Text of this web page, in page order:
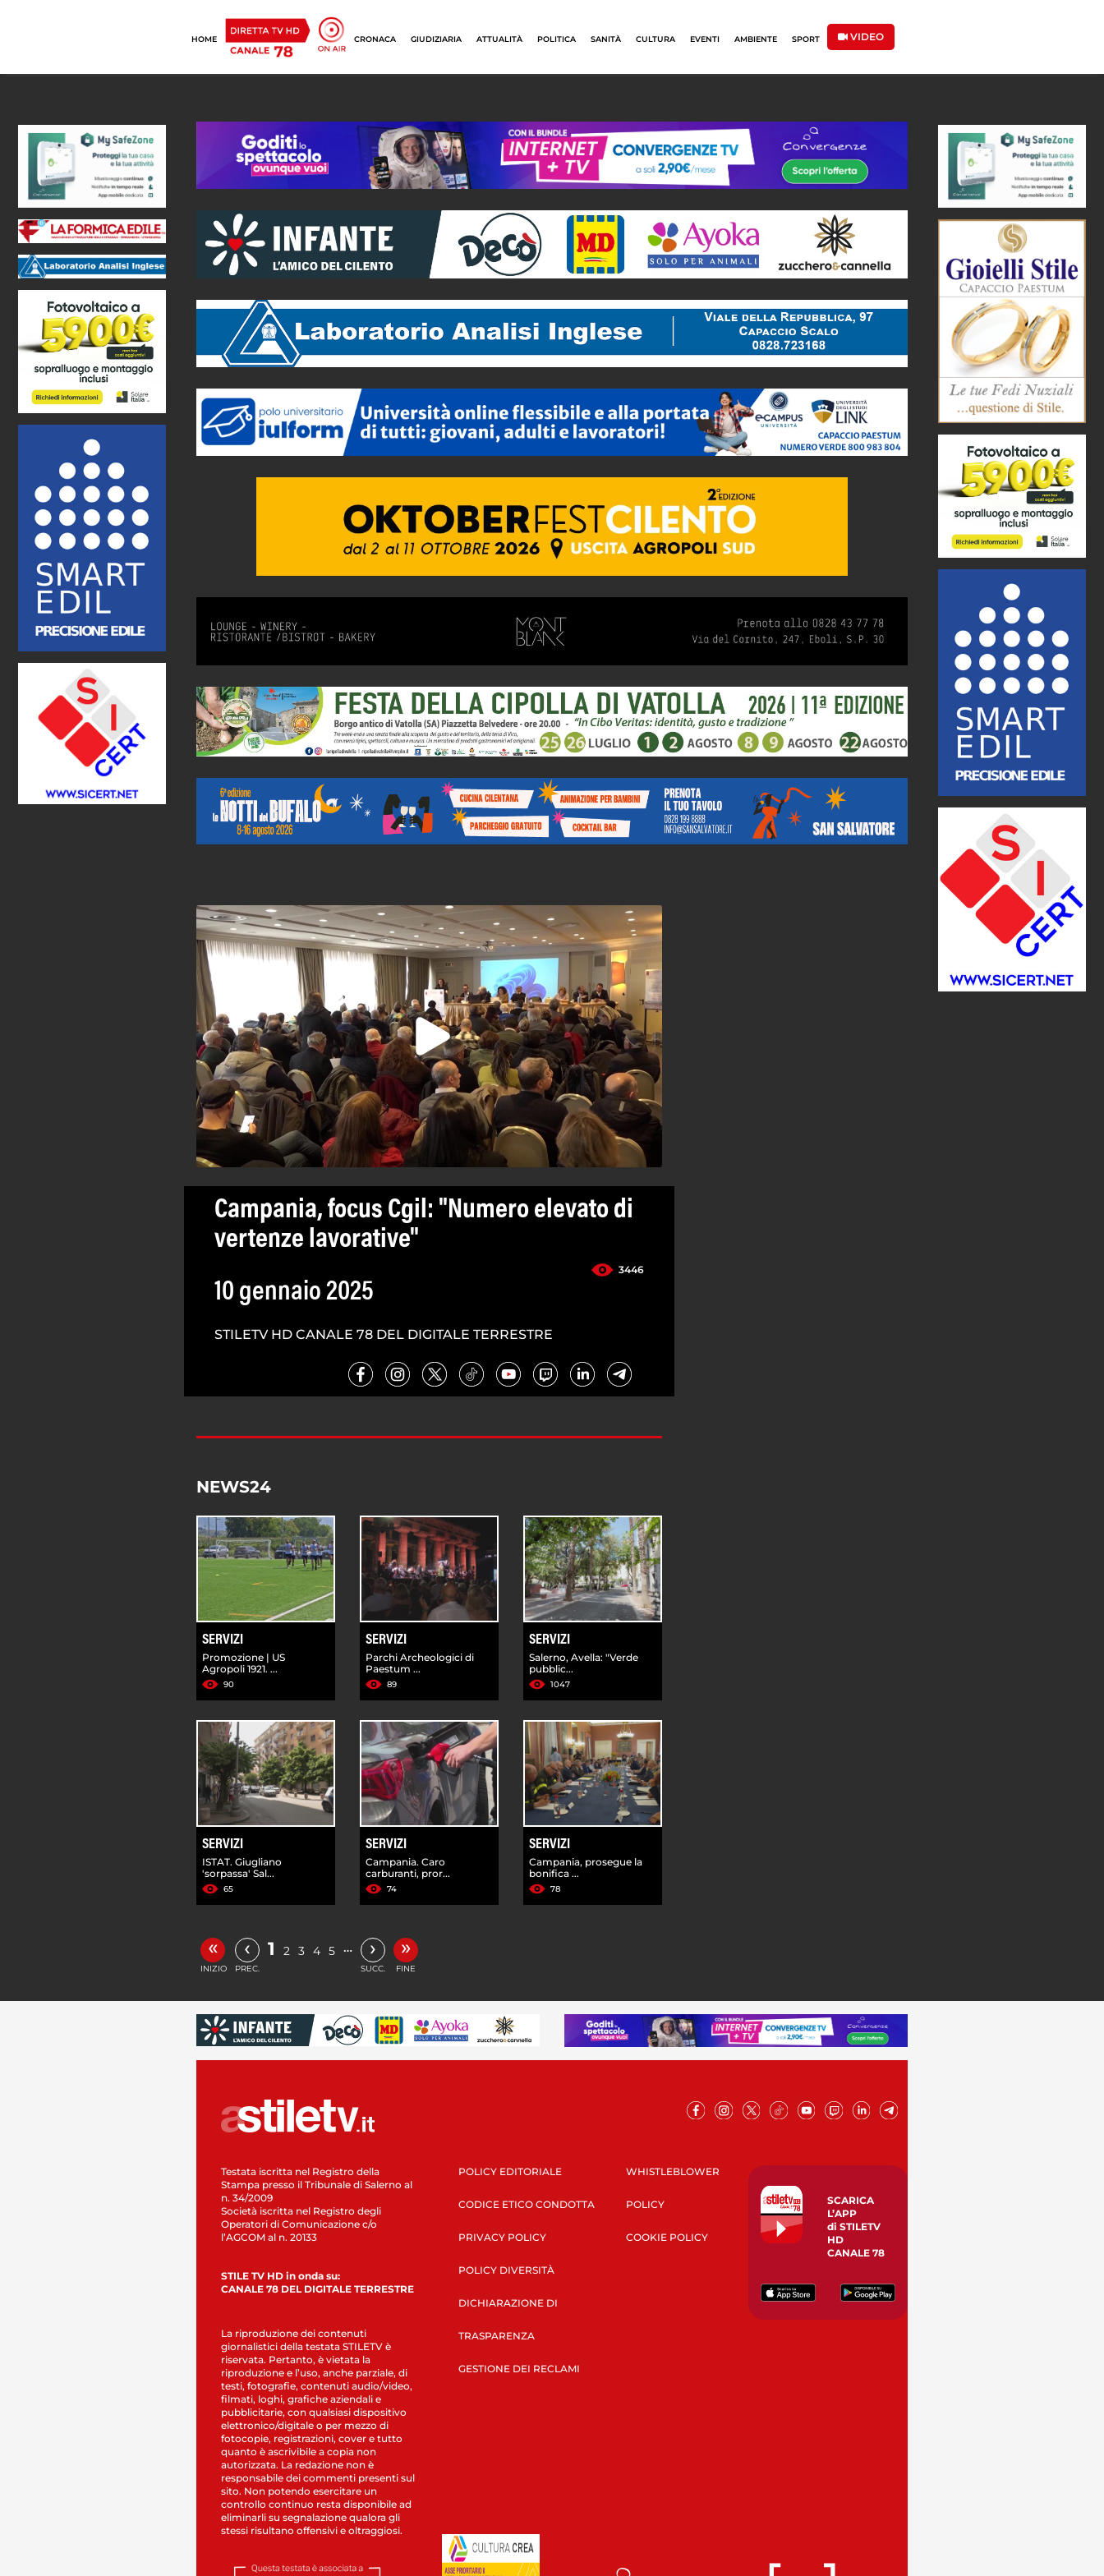
HOME CRONACA GIUDIZIARIA ATTUALITÀ POLITICA SANITÀ CULTURA EVENTI AMBIENTE SPORT VIDEO
Campania, focus Cgil: "Numero elevato di
vertenze lavorative"
3446
10 gennaio 2025
STILETV HD CANALE 78 DEL DIGITALE TERRESTRE
NEWS24
SERVIZI
Promozione | US
Agropoli 1921. ...
90
SERVIZI
Parchi Archeologici di
Paestum ...
89
SERVIZI
Salerno, Avella: "Verde
pubblic...
1047
SERVIZI
ISTAT. Giugliano
'sorpassa' Sal...
65
SERVIZI
Campania. Caro
carburanti, pror...
74
SERVIZI
Campania, prosegue la
bonifica ...
78
«
INIZIO
‹
PREC.
1 2 3 4 5 … ›
SUCC.
»
FINE
Testata iscritta nel Registro della
Stampa presso il Tribunale di Salerno al
n. 34/2009
Società iscritta nel Registro degli
Operatori di Comunicazione c/o
l’AGCOM al n. 20133
STILE TV HD in onda su:
CANALE 78 DEL DIGITALE TERRESTRE
La riproduzione dei contenuti
giornalistici della testata STILETV è
riservata. Pertanto, è vietata la
riproduzione e l’uso, anche parziale, di
testi, fotografie, contenuti audio/video,
filmati, loghi, grafiche aziendali e
pubblicitarie, con qualsiasi dispositivo
elettronico/digitale o per mezzo di
fotocopie, registrazioni, cover e tutto
quanto è ascrivibile a copia non
autorizzata. La redazione non è
responsabile dei commenti presenti sul
sito. Non potendo esercitare un
controllo continuo resta disponibile ad
eliminarli su segnalazione qualora gli
stessi risultano offensivi e oltraggiosi.
POLICY EDITORIALE
CODICE ETICO CONDOTTA
PRIVACY POLICY
POLICY DIVERSITÀ
DICHIARAZIONE DI
TRASPARENZA
GESTIONE DEI RECLAMI
WHISTLEBLOWER
POLICY
COOKIE POLICY
SCARICA
L’APP
di STILETV
HD
CANALE 78